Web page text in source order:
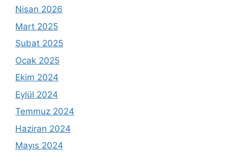
Nisan 2026
Mart 2025
Şubat 2025
Ocak 2025
Ekim 2024
Eylül 2024
Temmuz 2024
Haziran 2024
Mayıs 2024